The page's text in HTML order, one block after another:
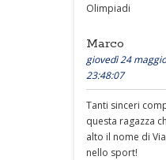
Olimpiadi
Marco
giovedì 24
23:48:07
Tanti sinceri
questa ragazza
alto il nome di
nello sport!